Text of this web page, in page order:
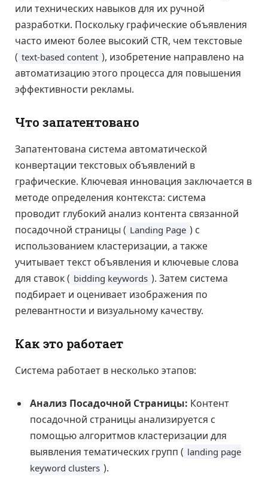
или технических навыков для их ручной
разработки. Поскольку графические объявления
часто имеют более высокий CTR, чем текстовые
( text-based content ), изобретение направлено на
автоматизацию этого процесса для повышения
эффективности рекламы.
Что запатентовано
Запатентована система автоматической
конвертации текстовых объявлений в
графические. Ключевая инновация заключается в
методе определения контекста: система
проводит глубокий анализ контента связанной
посадочной страницы ( Landing Page ) с
использованием кластеризации, а также
учитывает текст объявления и ключевые слова
для ставок ( bidding keywords ). Затем система
подбирает и оценивает изображения по
релевантности и визуальному качеству.
Как это работает
Система работает в несколько этапов:
Анализ Посадочной Страницы: Контент
посадочной страницы анализируется с
помощью алгоритмов кластеризации для
выявления тематических групп ( landing page
keyword clusters ).